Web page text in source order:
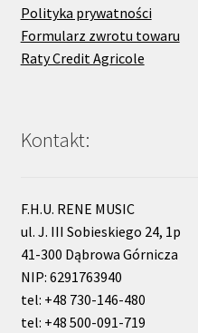
Polityka prywatności
Formularz zwrotu towaru
Raty Credit Agricole
Kontakt:
F.H.U. RENE MUSIC
ul. J. III Sobieskiego 24, 1p
41-300 Dąbrowa Górnicza
NIP: 6291763940
tel: +48 730-146-480
tel: +48 500-091-719